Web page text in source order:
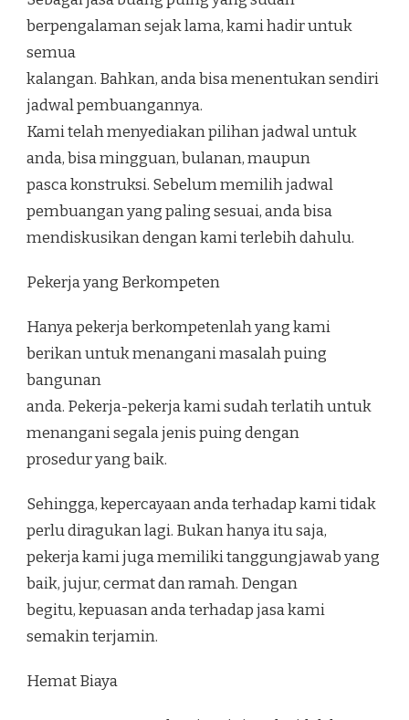
berpengalaman sejak lama, kami hadir untuk
semua
kalangan. Bahkan, anda bisa menentukan sendiri
jadwal pembuangannya.
Kami telah menyediakan pilihan jadwal untuk
anda, bisa mingguan, bulanan, maupun
pasca konstruksi. Sebelum memilih jadwal
pembuangan yang paling sesuai, anda bisa
mendiskusikan dengan kami terlebih dahulu.
Pekerja yang Berkompeten
Hanya pekerja berkompetenlah yang kami
berikan untuk menangani masalah puing
bangunan
anda. Pekerja-pekerja kami sudah terlatih untuk
menangani segala jenis puing dengan
prosedur yang baik.
Sehingga, kepercayaan anda terhadap kami tidak
perlu diragukan lagi. Bukan hanya itu saja,
pekerja kami juga memiliki tanggungjawab yang
baik, jujur, cermat dan ramah. Dengan
begitu, kepuasan anda terhadap jasa kami
semakin terjamin.
Hemat Biaya